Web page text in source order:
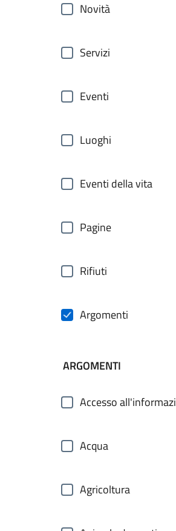
Novità
Servizi
Eventi
Luoghi
Eventi della vita
Pagine
Rifiuti
Argomenti
ARGOMENTI
Accesso
Acqua
Agricoltura